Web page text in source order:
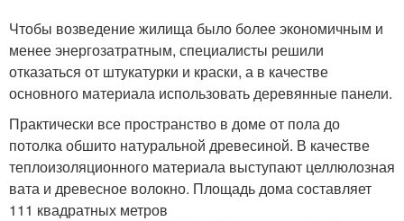
Чтобы возведение жилища было более экономичным и
менее энергозатратным, специалисты решили
отказаться от штукатурки и краски, а в качестве
основного материала использовать деревянные панели.
Практически все пространство в доме от пола до
потолка обшито натуральной древесиной. В качестве
теплоизоляционного материала выступают целлюлозная
вата и древесное волокно. Площадь дома составляет
111 квадратных метров